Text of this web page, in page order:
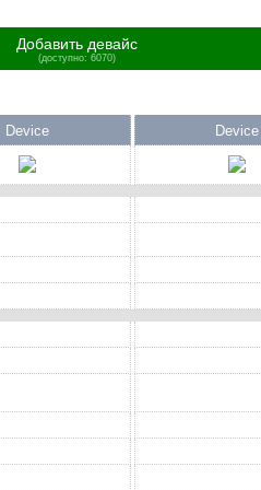
Добавить девайс
(доступно: 6070)
Device Device